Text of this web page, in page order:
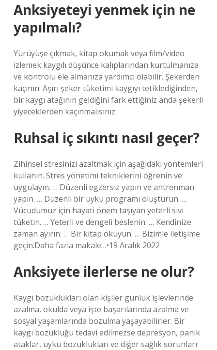
Anksiyeteyi yenmek için ne
yapılmalı?
Yürüyüşe çıkmak, kitap okumak veya film/video
izlemek kaygılı düşünce kalıplarından kurtulmanıza
ve kontrolü ele almanıza yardımcı olabilir. Şekerden
kaçının: Aşırı şeker tüketimi kaygıyı tetiklediğinden,
bir kaygı atağının geldiğini fark ettiğiniz anda şekerli
yiyeceklerden kaçınmalısınız.
Ruhsal iç sıkıntı nasıl geçer?
Zihinsel stresinizi azaltmak için aşağıdaki yöntemleri
kullanın. Stres yönetimi tekniklerini öğrenin ve
uygulayın. … Düzenli egzersiz yapın ve antrenman
yapın. … Düzenli bir uyku programı oluşturun. …
Vücudumuz için hayati önem taşıyan yeterli sıvı
tüketin. … Yeterli ve dengeli beslenin. … Kendinize
zaman ayırın. … Bir kitap okuyun. … Bizimle iletişime
geçin.Daha fazla makale…•19 Aralık 2022
Anksiyete ilerlerse ne olur?
Kaygı bozuklukları olan kişiler günlük işlevlerinde
azalma, okulda veya işte başarılarında azalma ve
sosyal yaşamlarında bozulma yaşayabilirler. Bir
kaygı bozukluğu tedavi edilmezse depresyon, panik
ataklar, uyku bozuklukları ve diğer sağlık sorunları